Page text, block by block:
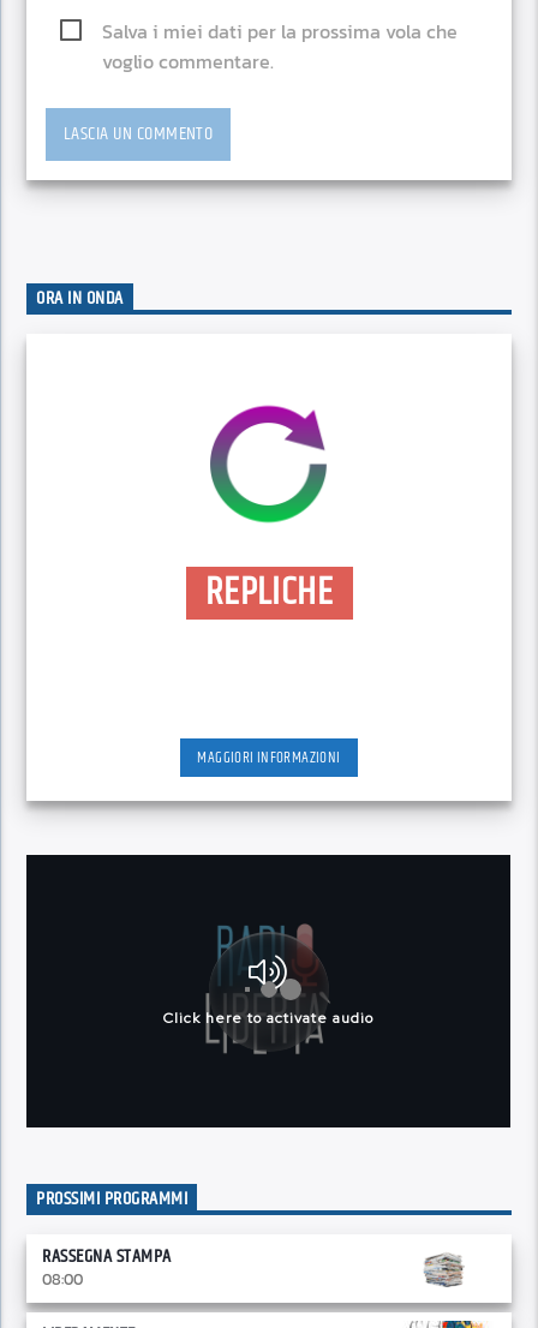
Salva i miei dati per la prossima vola che
voglio commentare.
ORA IN ONDA
REPLICHE
MAGGIORI INFORMAZIONI
PROSSIMI PROGRAMMI
RASSEGNA STAMPA
08:00